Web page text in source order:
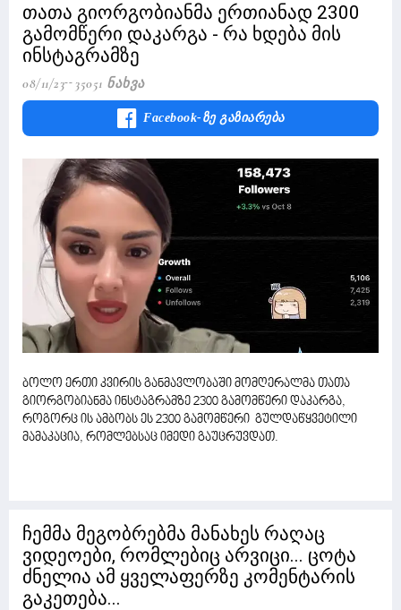
თათა გიორგობიანმა ერთიანად 2300
გამომწერი დაკარგა - რა ხდება მის
ინსტაგრამზე
08/11/23 35051 Ნახვა
Facebook-Ზე Გაზიარება
ბოლო ერთი კვირის განმავლობაში მომღერალმა თათა
გიორგობიანმა ინსტაგრამზე 2300 გამომწერი დაკარგა,
როგორც ის ამბობს ეს 2300 გამომწერი გულდაწყვეტილი
მამაკაცია, რომლებსაც იმედი გაუცრუვდათ.
ჩემმა მეგობრებმა მანახეს რაღაც
ვიდეოები, რომლებიც არვიცი... ცოტა
ძნელია ამ ყველაფერზე კომენტარის
გაკეთება...